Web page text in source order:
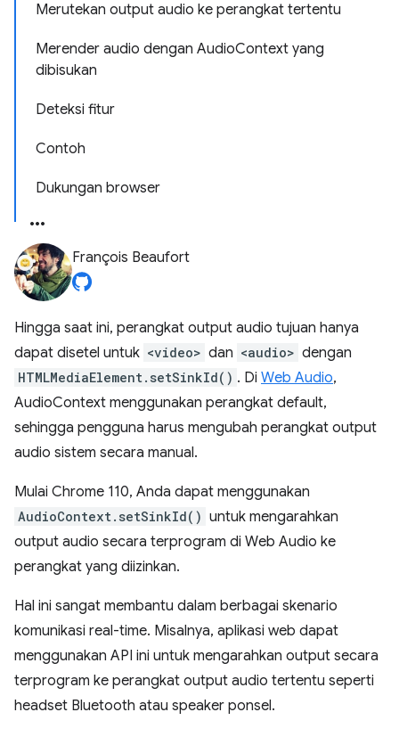
Merutekan output audio ke perangkat tertentu
Merender audio dengan AudioContext yang
dibisukan
Deteksi fitur
Contoh
Dukungan browser
François Beaufort
Hingga saat ini, perangkat output audio tujuan hanya
dapat disetel untuk <video> dan <audio> dengan
HTMLMediaElement.setSinkId() . Di Web Audio,
AudioContext menggunakan perangkat default,
sehingga pengguna harus mengubah perangkat output
audio sistem secara manual.
Mulai Chrome 110, Anda dapat menggunakan
AudioContext.setSinkId() untuk mengarahkan
output audio secara terprogram di Web Audio ke
perangkat yang diizinkan.
Hal ini sangat membantu dalam berbagai skenario
komunikasi real-time. Misalnya, aplikasi web dapat
menggunakan API ini untuk mengarahkan output secara
terprogram ke perangkat output audio tertentu seperti
headset Bluetooth atau speaker ponsel.